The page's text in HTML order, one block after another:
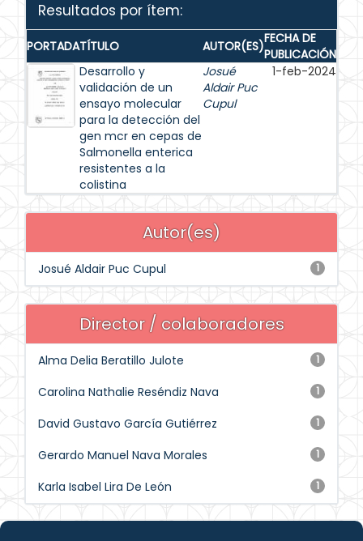
Resultados por ítem:
PORTADATÍTULO AUTOR(ES)FECHA DE
PUBLICACIÓN
Desarrollo y
validación de un
ensayo molecular
para la detección del
gen mcr en cepas de
Salmonella enterica
resistentes a la
colistina
Josué
Aldair Puc
Cupul
1-feb-2024
Autor(es)
1
Josué Aldair Puc Cupul
Director / colaboradores
1
Alma Delia Beratillo Julote
1
Carolina Nathalie Reséndiz Nava
1
David Gustavo García Gutiérrez
1
Gerardo Manuel Nava Morales
1
Karla Isabel Lira De León